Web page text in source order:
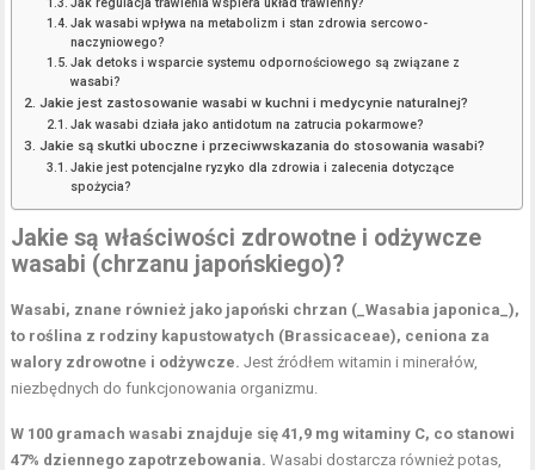
Jak wasabi wpływa na metabolizm i stan zdrowia sercowo-
naczyniowego?
Jak detoks i wsparcie systemu odpornościowego są związane z
wasabi?
Jakie jest zastosowanie wasabi w kuchni i medycynie naturalnej?
Jak wasabi działa jako antidotum na zatrucia pokarmowe?
Jakie są skutki uboczne i przeciwwskazania do stosowania wasabi?
Jakie jest potencjalne ryzyko dla zdrowia i zalecenia dotyczące
spożycia?
Jakie są właściwości zdrowotne i odżywcze
wasabi (chrzanu japońskiego)?
Wasabi, znane również jako japoński chrzan (_Wasabia japonica_),
to roślina z rodziny kapustowatych (Brassicaceae), ceniona za
walory zdrowotne i odżywcze. Jest źródłem witamin i minerałów,
niezbędnych do funkcjonowania organizmu.
W 100 gramach wasabi znajduje się 41,9 mg witaminy C, co stanowi
47% dziennego zapotrzebowania. Wasabi dostarcza również potas,